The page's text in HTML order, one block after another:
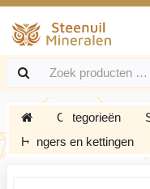
Categorieën
Hangers en kettingen